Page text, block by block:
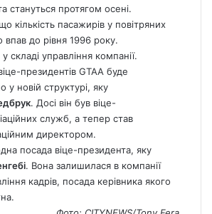
стануться протягом осені.
кількість пасажирів у повітряних
впав до рівня 1996 року.
складі управління компанії.
президентів GTAA буде
у новій структурі, яку
. Досі він був віце-
служб, а тепер став
директором.
посада віце-президента, яку
. Вона залишилася в компанії
кадрів, посада керівника якого